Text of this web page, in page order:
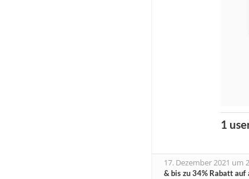
1
17. Dezember 2021 um
& bis zu 34% Rabatt